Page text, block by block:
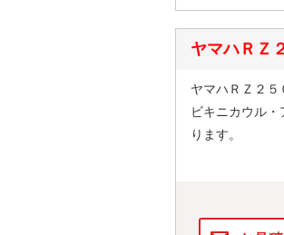
ヤマハＲＺ
ヤマハＲＺ２
ビキニカウル
ります。